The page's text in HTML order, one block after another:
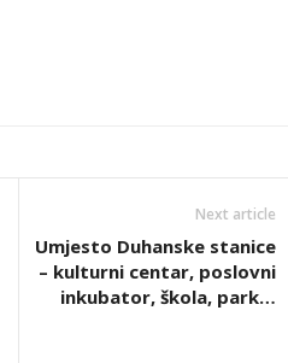
Next article
Umjesto Duhanske stanice
– kulturni centar, poslovni
inkubator, škola, park…